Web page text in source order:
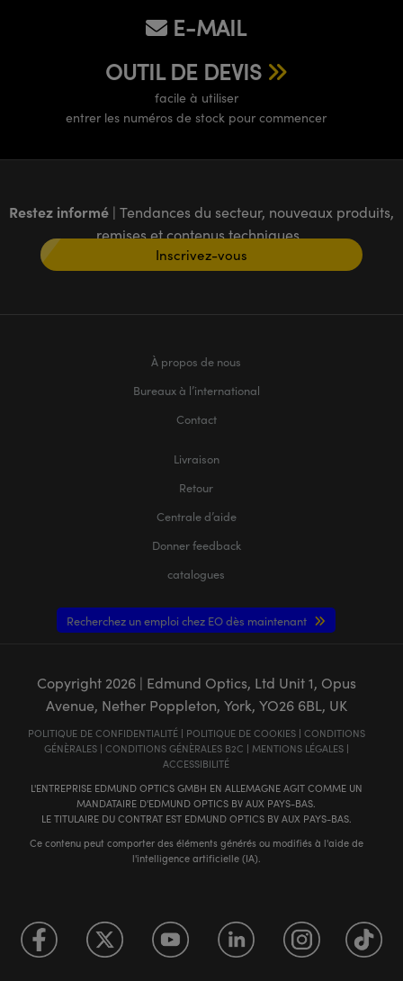
E-MAIL
OUTIL DE DEVIS
facile à utiliser
entrer les numéros de stock pour commencer
Restez informé | Tendances du secteur, nouveaux produits,
remises et contenus techniques
Inscrivez-vous
À propos de nous
Bureaux à l’international
Contact
Livraison
Retour
Centrale d’aide
Donner feedback
catalogues
Recherchez un emploi chez EO dès maintenant
Copyright 2026| Edmund Optics, Ltd Unit 1, Opus
Avenue, Nether Poppleton, York, YO26 6BL, UK
POLITIQUE DE CONFIDENTIALITÉ| POLITIQUE DE COOKIES| CONDITIONS
GÉNÈRALES| CONDITIONS GÉNÈRALES B2C | MENTIONS LÉGALES|
ACCESSIBILITÉ
L'ENTREPRISE EDMUND OPTICS GMBH EN ALLEMAGNE AGIT COMME UN
MANDATAIRE D'EDMUND OPTICS BV AUX PAYS-BAS.
LE TITULAIRE DU CONTRAT EST EDMUND OPTICS BV AUX PAYS-BAS.
Ce contenu peut comporter des éléments générés ou modifiés à l'aide de
l'intelligence artificielle (IA).